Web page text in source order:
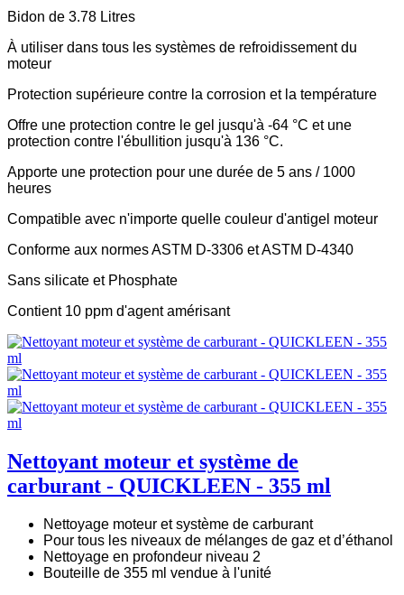
Bidon de 3.78 Litres
À utiliser dans tous les systèmes de refroidissement du
moteur
Protection supérieure contre la corrosion et la température
Offre une protection contre le gel jusqu'à -64 °C et une
protection contre l'ébullition jusqu'à 136 °C.
Apporte une protection pour une durée de 5 ans / 1000
heures
Compatible avec n'importe quelle couleur d'antigel moteur
Conforme aux normes ASTM D-3306 et ASTM D-4340
Sans silicate et Phosphate
Contient 10 ppm d'agent amérisant
Nettoyant moteur et système de
carburant - QUICKLEEN - 355 ml
Nettoyage moteur et système de carburant
Pour tous les niveaux de mélanges de gaz et d’éthanol
Nettoyage en profondeur niveau 2
Bouteille de 355 ml vendue à l'unité